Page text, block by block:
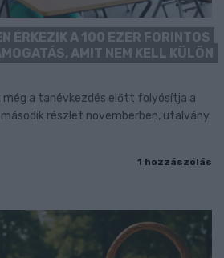
ÉRKEZIK A 100 EZER FORINTOS
AMIT NEM KELL KÜLÖN
a tanévkezdés előtt folyósítja a
részlet novemberben, utalvány
1 hozzászólás